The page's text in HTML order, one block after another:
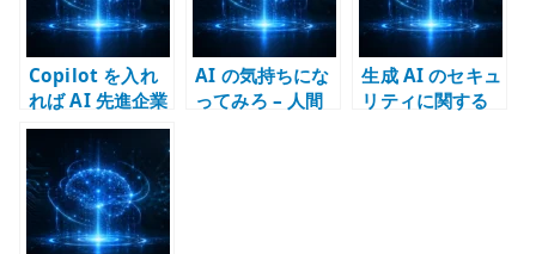
Copilot を入れ
れば AI 先進企業
なのか – 道具と
戦略を取り違え
ないために
AI の気持ちにな
ってみろ – 人間
生成 AI のセキュ
リティに関する